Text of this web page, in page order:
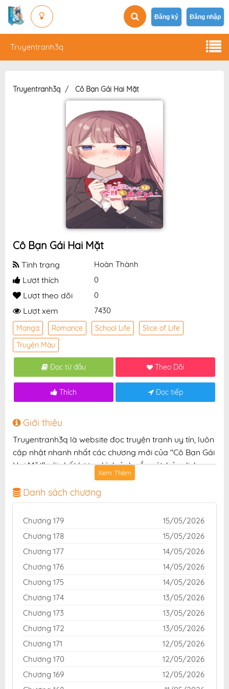
Đăng ký Đăng nhập
Truyentranh3q
Truyentranh3q Cô Bạn Gái Hai Mặt
Cô Bạn Gái Hai Mặt
Tình trạng Hoàn Thành
Lượt thích 0
Lượt theo dõi 0
Lượt xem 7430
Manga Romance School Life
Slice of Life
Truyện Màu
Đọc từ đầu Theo Dõi
Thích Đọc tiếp
Giới thiệu
Truyentranh3q là website đọc truyện tranh uy tín, luôn
cập nhật nhanh nhất các chương mới của "Cô Bạn Gái
Hai Mặt" với chất lượng hình ảnh sắc nét, bản dịch
chuẩn và giao diện thân thiện, mang đến trải nghiệm
đọc truyện hấp dẫn, tiện lợi, hoàn toàn miễn phí cho
độc giả yêu thích truyện tranh online.
Xem Thêm
Danh sách chương
Chương 179
15/05/2026
Chương 178
15/05/2026
Chương 177
14/05/2026
Chương 176
14/05/2026
Chương 175
14/05/2026
Chương 174
13/05/2026
Chương 173
13/05/2026
Chương 172
13/05/2026
Chương 171
12/05/2026
Chương 170
12/05/2026
Chương 169
12/05/2026